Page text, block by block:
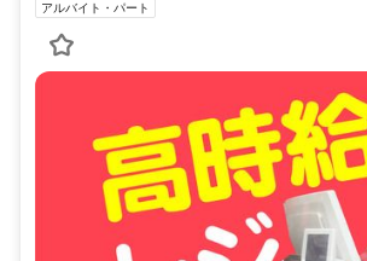
アルバイト・パート